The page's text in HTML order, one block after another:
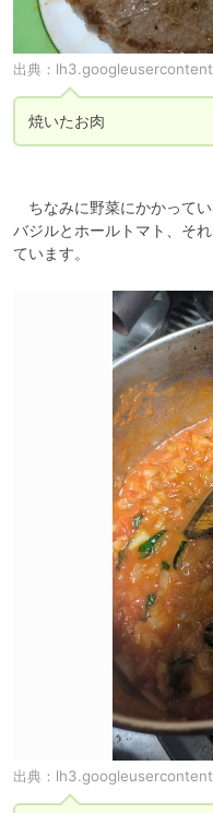
出典：
焼いたお肉
ちなみに野菜にかかって
バジルとホールトマト、そ
出典：